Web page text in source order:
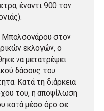
έναντι 900 τον
Μπολσονάρου στον
εκλογών, ο
να μετατρέψει
δάσους του
Κατά τη διάρκεια
του, η αποψίλωση
κατά μέσο όρο σε